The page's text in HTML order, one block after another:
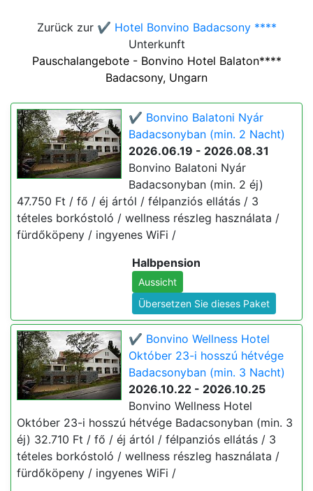
Zurück zur ✔️ Hotel Bonvino Badacsony ****
Unterkunft
Pauschalangebote - Bonvino Hotel Balaton****
Badacsony, Ungarn
✔️ Bonvino Balatoni Nyár
Badacsonyban (min. 2 Nacht)
2026.06.19 - 2026.08.31
Bonvino Balatoni Nyár
Badacsonyban (min. 2 éj)
47.750 Ft / fő / éj ártól / félpanziós ellátás / 3
tételes borkóstoló / wellness részleg használata /
fürdőköpeny / ingyenes WiFi /
Halbpension
Aussicht
Übersetzen Sie dieses Paket
✔️ Bonvino Wellness Hotel
Október 23-i hosszú hétvége
Badacsonyban (min. 3 Nacht)
2026.10.22 - 2026.10.25
Bonvino Wellness Hotel
Október 23-i hosszú hétvége Badacsonyban (min. 3
éj) 32.710 Ft / fő / éj ártól / félpanziós ellátás / 3
tételes borkóstoló / wellness részleg használata /
fürdőköpeny / ingyenes WiFi /